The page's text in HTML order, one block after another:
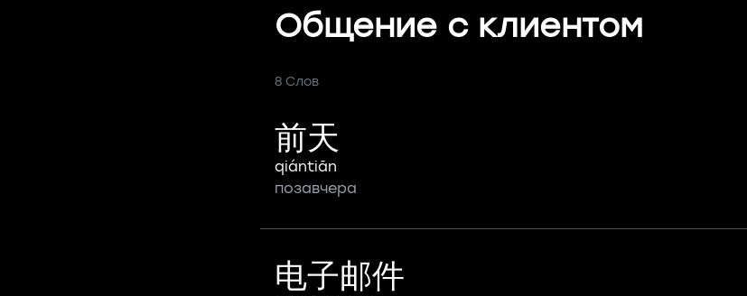
Общение с клиентом
8 Слов
前天
qiántiān
позавчера
电子邮件